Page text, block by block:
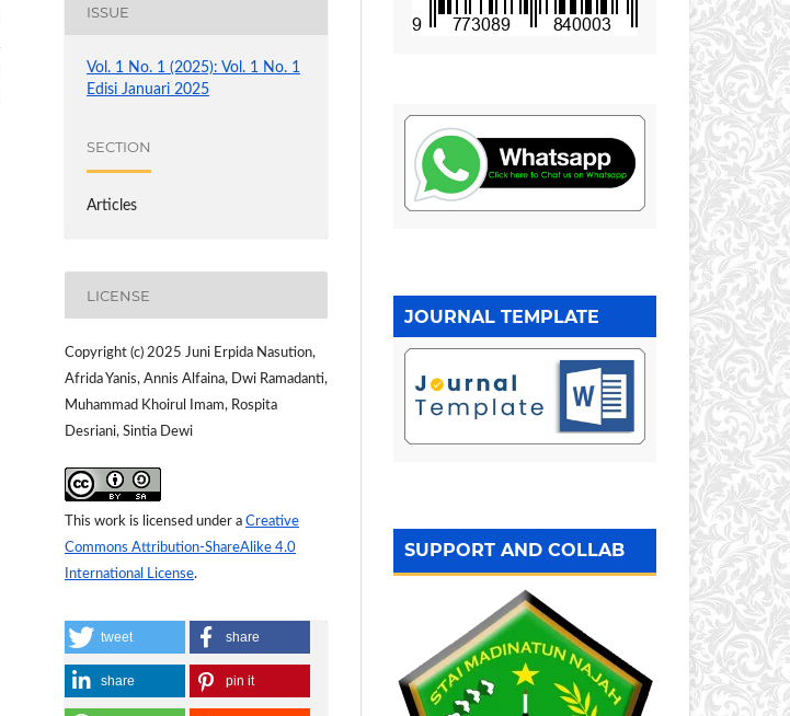
ISSUE
Vol. 1 No. 1 (2025): Vol. 1 No. 1
Edisi Januari 2025
SECTION
Articles
LICENSE
Copyright (c) 2025 Juni Erpida Nasution,
Afrida Yanis, Annis Alfaina, Dwi Ramadanti,
Muhammad Khoirul Imam, Rospita
Desriani, Sintia Dewi
This work is licensed under a Creative
Commons Attribution-ShareAlike 4.0
International License.
tweet share
share pin it
JOURNAL TEMPLATE
SUPPORT AND COLLAB